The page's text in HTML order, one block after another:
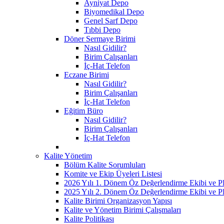
Ayniyat Depo
Biyomedikal Depo
Genel Sarf Depo
Tıbbi Depo
Döner Sermaye Birimi
Nasıl Gidilir?
Birim Çalışanları
İç-Hat Telefon
Eczane Birimi
Nasıl Gidilir?
Birim Çalışanları
İç-Hat Telefon
Eğitim Büro
Nasıl Gidilir?
Birim Çalışanları
İç-Hat Telefon
Kalite Yönetim
Bölüm Kalite Sorumluları
Komite ve Ekip Üyeleri Listesi
2026 Yılı 1. Dönem Öz Değerlendirme Ekibi ve
2025 Yılı 2. Dönem Öz Değerlendirme Ekibi ve
Kalite Birimi Organizasyon Yapısı
Kalite ve Yönetim Birimi Çalışmaları
Kalite Politikası